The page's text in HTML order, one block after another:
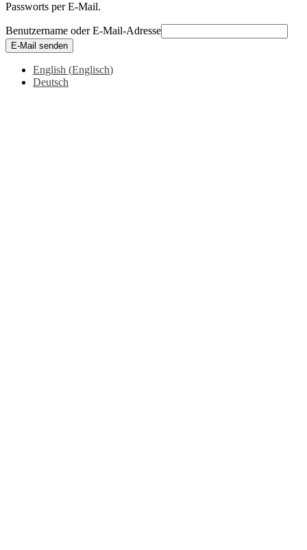
Passworts per E-Mail.
Benutzername oder E-Mail-Adresse
E-Mail senden
English (Englisch)
Deutsch